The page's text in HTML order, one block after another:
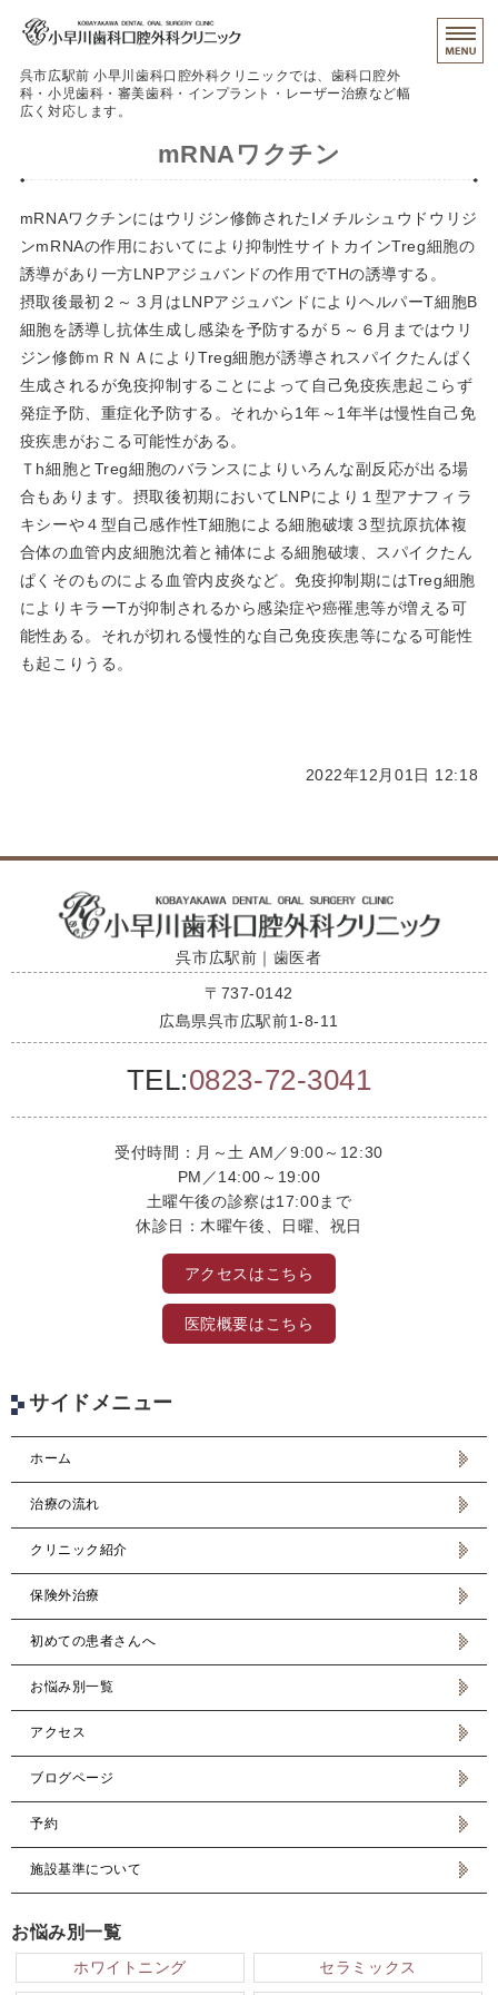
呉市広駅前 小早川歯科口腔外科クリニックでは、歯科口腔外
科・小児歯科・審美歯科・インプラント・レーザー治療など幅
広く対応します。
保険外治療
初めての患者さんへ
予約
mRNAワクチン
mRNAワクチンにはウリジン修飾されたⅠメチルシュウドウリジ
ンmRNAの作用においてにより抑制性サイトカインTreg細胞の
誘導があり一方LNPアジュバンドの作用でTHの誘導する。
摂取後最初２～３月はLNPアジュバンドによりヘルパーT細胞B
細胞を誘導し抗体生成し感染を予防するが５～６月まではウリ
ジン修飾ｍＲＮＡによりTreg細胞が誘導されスパイクたんぱく
生成されるが免疫抑制することによって自己免疫疾患起こらず
発症予防、重症化予防する。それから1年～1年半は慢性自己免
疫疾患がおこる可能性がある。
Ｔh細胞とTreg細胞のバランスによりいろんな副反応が出る場
合もあります。摂取後初期においてLNPにより１型アナフィラ
キシーや４型自己感作性T細胞による細胞破壊３型抗原抗体複
合体の血管内皮細胞沈着と補体による細胞破壊、スパイクたん
ぱくそのものによる血管内皮炎など。免疫抑制期にはTreg細胞
によりキラーTが抑制されるから感染症や癌罹患等が増える可
能性ある。それが切れる慢性的な自己免疫疾患等になる可能性
も起こりうる。
2022年12月01日 12:18
呉市広駅前｜歯医者
〒737-0142
広島県呉市広駅前1-8-11
TEL:0823-72-3041
受付時間：月～土 AM／9:00～12:30
PM／14:00～19:00
土曜午後の診察は17:00まで
休診日：木曜午後、日曜、祝日
アクセスはこちら
医院概要はこちら
サイドメニュー
ホーム
治療の流れ
クリニック紹介
保険外治療
初めての患者さんへ
お悩み別一覧
アクセス
ブログページ
予約
施設基準について
お悩み別一覧
ホワイトニング セラミックス